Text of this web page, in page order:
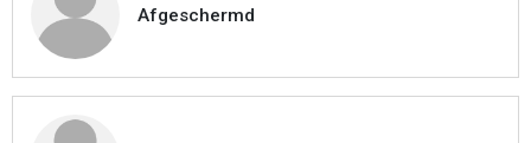
Afgeschermd